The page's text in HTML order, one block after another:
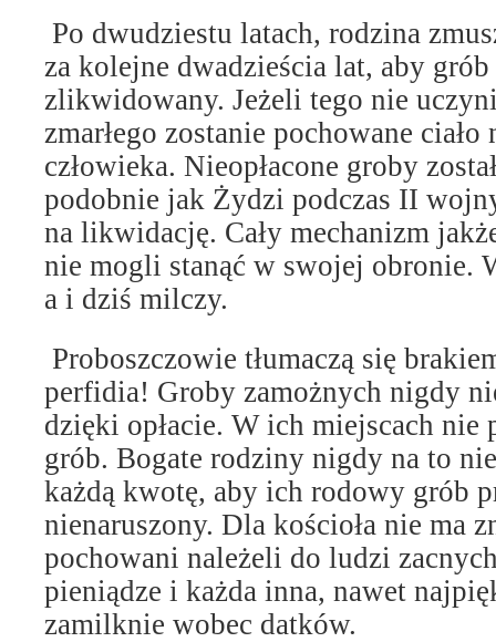
Po dwudziestu latach, rodzina
za kolejne dwadzieścia lat, aby grób
zlikwidowany. Jeżeli tego nie
zmarłego zostanie pochowane ciało
człowieka. Nieopłacone groby
podobnie jak Żydzi podczas II
na likwidację. Cały mechanizm
nie mogli stanąć w swojej obronie.
a i dziś milczy.
Proboszczowie tłumaczą się
perfidia! Groby zamożnych nigdy
dzięki opłacie. W ich miejscach nie
grób. Bogate rodziny nigdy na to
każdą kwotę, aby ich rodowy grób
nienaruszony. Dla kościoła nie ma
pochowani należeli do ludzi
pieniądze i każda inna, nawet
zamilknie wobec datków.